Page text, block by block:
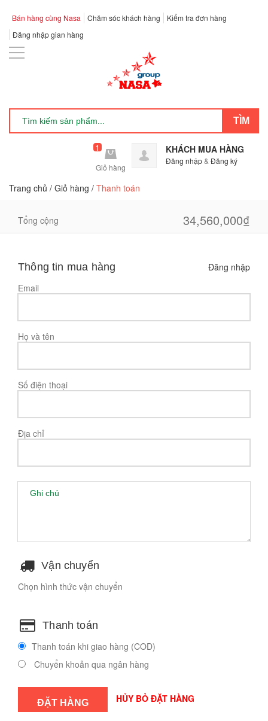
Bán hàng cùng Nasa Chăm sóc khách hàng
Kiểm tra đơn hàng
Đăng nhập gian hàng
1
Giỏ hàng
KHÁCH MUA HÀNG
Đăng nhập& Đăng ký
Trang chủ / Giỏ hàng / Thanh toán
34,560,000₫
Tổng cộng 34,560,000₫
Thông tin mua hàng
Đăng nhập
Email
Họ và tên
Số điện thoại
Địa chỉ
Vận chuyển
Chọn hình thức vận chuyển
Thanh toán
Thanh toán khi giao hàng (COD)
Chuyển khoản qua ngân hàng
HỦY BỎ ĐẶT HÀNG